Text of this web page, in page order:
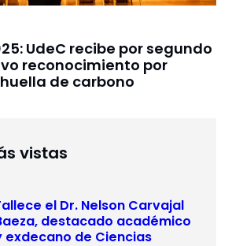
UdeC recibe por segundo
reconocimiento por
de carbono
vistas
el Dr. Nelson Carvajal
destacado académico
exdecano de Ciencias